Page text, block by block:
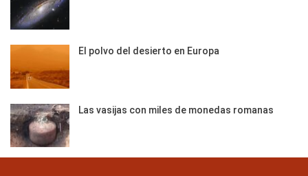
El polvo del desierto en Europa
Las vasijas con miles de monedas romanas